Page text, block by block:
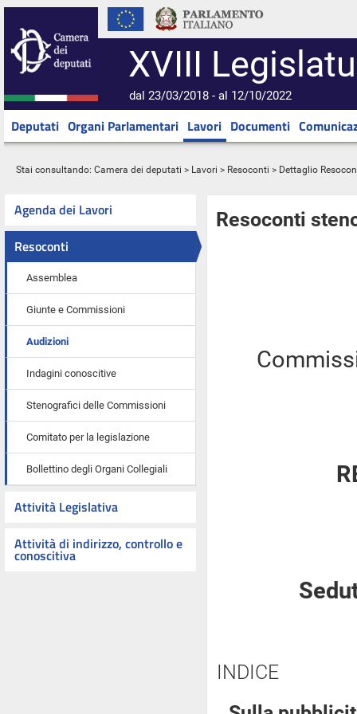
XVIII
dal 23/03/2018 - al 12/10/2022
Deputati Organi Parlamentari Lavori Documenti
Stai consultando: Camera dei deputati > Lavori > Resoconti > Dettaglio
Agenda dei Lavori
Resoconti
Assemblea
Giunte e Commissioni
Audizioni
Indagini conoscitive
Stenografici delle Commissioni
Comitato per la legislazione
Bollettino degli Organi Collegiali
Attività Legislativa
Attività di indirizzo, controllo e
conoscitiva
Resoconti
INDICE